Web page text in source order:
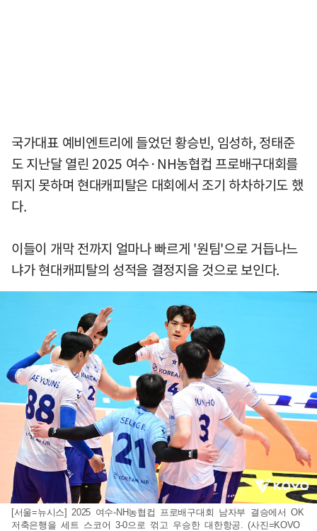
국가대표 예비엔트리에 들었던 황승빈, 임성하, 정태준
도 지난달 열린 2025 여수·NH농협컵 프로배구대회를
뛰지 못하며 현대캐피탈은 대회에서 조기 하차하기도 했
다.
이들이 개막 전까지 얼마나 빠르게 '원팀'으로 거듭나느
냐가 현대캐피탈의 성적을 결정지을 것으로 보인다.
[서울=뉴시스] 2025 여수-NH농협컵 프로배구대회 남자부 결승에서 OK
저축은행을 세트 스코어 3-0으로 꺾고 우승한 대한항공. (사진=KOVO